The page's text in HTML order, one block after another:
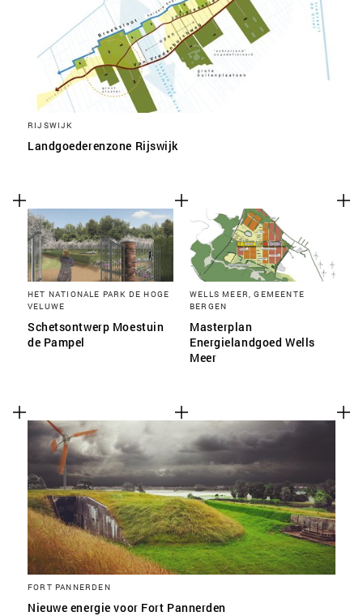
RIJSWIJK
Landgoederenzone Rijswijk
HET NATIONALE PARK DE HOGE
VELUWE
Schetsontwerp Moestuin
de Pampel
WELLS MEER, GEMEENTE
BERGEN
Masterplan
Energielandgoed Wells
Meer
FORT PANNERDEN
Nieuwe energie voor Fort Pannerden